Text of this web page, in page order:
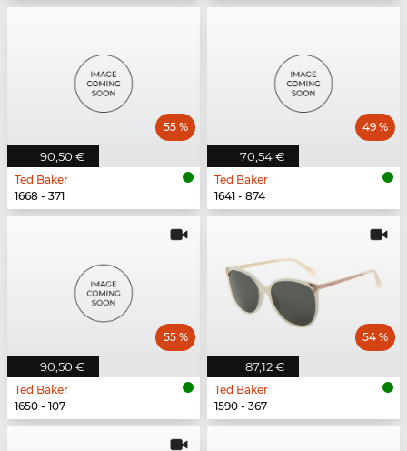
90,50 €
55 %
Ted Baker
1668 - 371
70,54 €
49 %
Ted Baker
1641 - 874
90,50 €
55 %
Ted Baker
1650 - 107
87,12 €
54 %
Ted Baker
1590 - 367